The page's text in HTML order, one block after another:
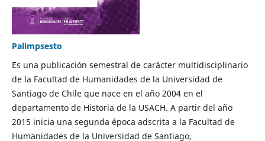
Palimpsesto
Es una publicación semestral de carácter multidisciplinario
de la Facultad de Humanidades de la Universidad de
Santiago de Chile que nace en el año 2004 en el
departamento de Historia de la USACH. A partir del año
2015 inicia una segunda época adscrita a la Facultad de
Humanidades de la Universidad de Santiago,